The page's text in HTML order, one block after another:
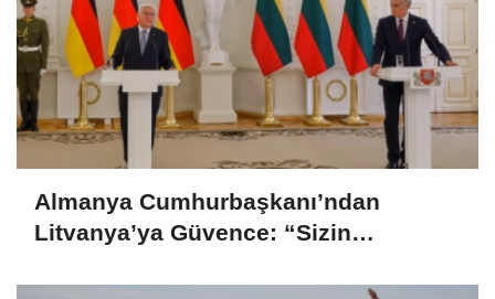
Almanya Cumhurbaşkanı’ndan
Litvanya’ya Güvence: “Sizin